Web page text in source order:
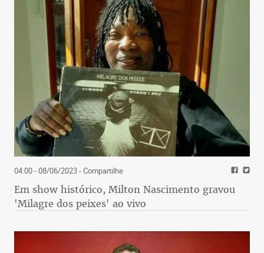
04:00 - 08/06/2023- Compartilhe
Em show histórico, Milton Nascimento gravou
'Milagre dos peixes' ao vivo